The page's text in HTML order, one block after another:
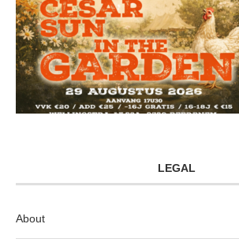
LEGAL
About